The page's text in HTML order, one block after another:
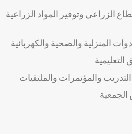
الزراعي وتوفير المواد الزراعية
المنزلية والصحية والكهربائية
والمؤتمرات والملتقيات